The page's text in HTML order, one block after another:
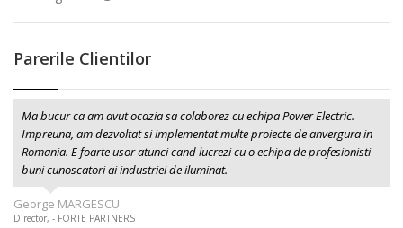
Parerile Clientilor
Ma bucur ca am avut ocazia sa colaborez cu echipa Power Electric.
Impreuna, am dezvoltat si implementat multe proiecte de anvergura in
Romania. E foarte usor atunci cand lucrezi cu o echipa de profesionisti-
buni cunoscatori ai industriei de iluminat.
George MARGESCU
Director, - FORTE PARTNERS